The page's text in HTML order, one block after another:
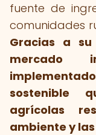
fuente de
comunidades
Gracias a
mercado
sostenible
agrícolas
ambiente y